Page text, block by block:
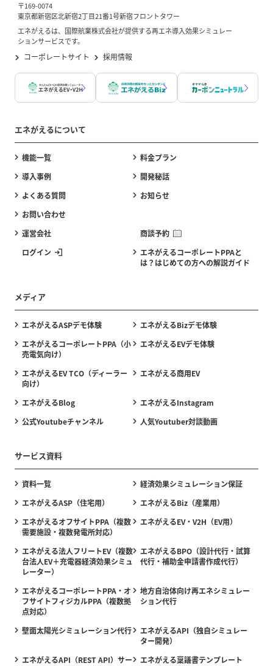
〒169-0074
東京都新宿区北新宿2丁目21番1号新宿フロントタワー
エネがえるは、国際航業株式会社が提供する再エネ導入効果シミュレー
ションサービスです。
コーポレートサイト 採用情報
エネがえるについて
機能一覧
料金プラン
導入事例
開発秘話
よくある質問
お知らせ
お問い合わせ
運営会社
商談予約
ログイン
エネがえるコーポレートPPAと
は？はじめての方への解説ガイド
メディア
エネがえるASPデモ体験
エネがえるBizデモ体験
エネがえるコーポレートPPA（小
売電気向け）
エネがえるEVデモ体験
エネがえるEV TCO（ディーラー
向け）
エネがえる商用EV
エネがえるBlog
エネがえるInstagram
公式Youtubeチャンネル
人気Youtuber対談動画
サービス資料
資料一覧
経済効果シミュレーション保証
エネがえるASP（住宅用）
エネがえるBiz（産業用）
エネがえるオフサイトPPA（複数
需要施設・複数発電所対応）
エネがえるEV・V2H（EV用）
エネがえる法人フリートEV（複数
台法人EV＋充電器経済効果シミュ
レーター）
エネがえるBPO（設計代行・試算
代行・補助金申請書作成代行）
エネがえるコーポレートPPA・オ
フサイトフィジカルPPA（複数拠
点対応）
地方自治体向け再エネシミュレー
ション代行
壁面太陽光シミュレーション代行
エネがえるAPI（独自シミュレー
ター開発）
エネがえるAPI（REST API）サー
エネがえる稟議書テンプレート